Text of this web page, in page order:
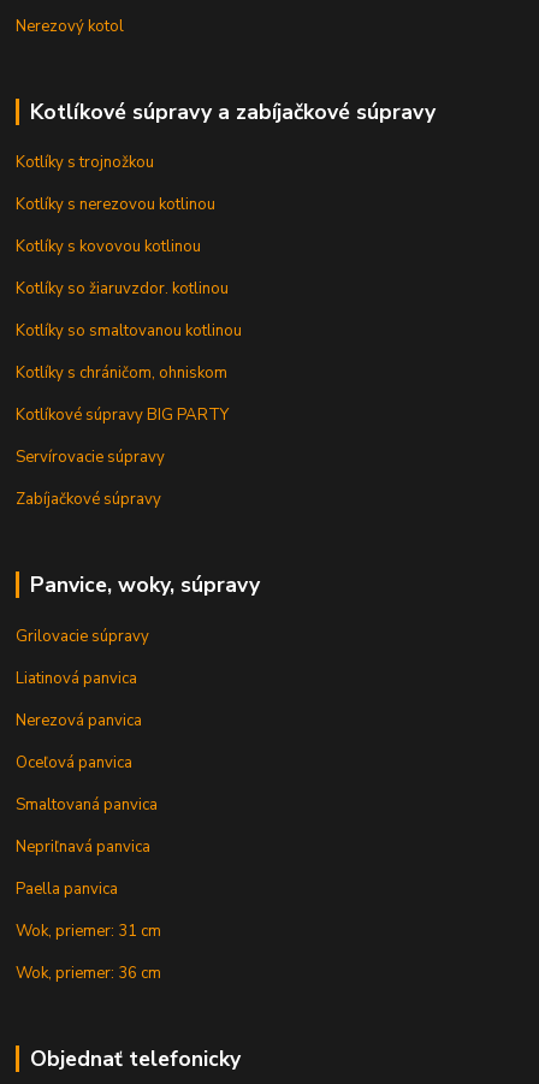
Nerezový kotol
Kotlíkové súpravy a zabíjačkové súpravy
Kotlíky s trojnožkou
Kotlíky s nerezovou kotlinou
Kotlíky s kovovou kotlinou
Kotlíky so žiaruvzdor. kotlinou
Kotlíky so smaltovanou kotlinou
Kotlíky s chráničom, ohniskom
Kotlíkové súpravy BIG PARTY
Servírovacie súpravy
Zabíjačkové súpravy
Panvice, woky, súpravy
Grilovacie súpravy
Liatinová panvica
Nerezová panvica
Oceľová panvica
Smaltovaná panvica
Nepriľnavá panvica
Paella panvica
Wok, priemer: 31 cm
Wok, priemer: 36 cm
Objednať telefonicky